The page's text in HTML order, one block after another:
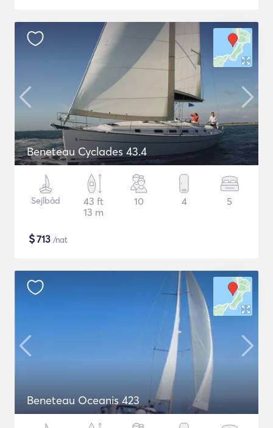
Beneteau Cyclades 43.4
Sejlbåd
43 ft
13 m
10 4 5
$713 /nat
Beneteau Oceanis 423